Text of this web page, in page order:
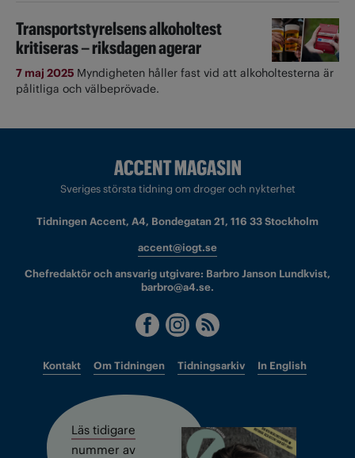
Transportstyrelsens alkoholtest
kritiseras – riksdagen agerar
7 maj 2025 Myndigheten håller fast vid att alkoholtesterna är
pålitliga och välbeprövade.
Sveriges största tidning om droger och nykterhet
Tidningen Accent, A4, Bondegatan 21, 116 33 Stockholm
accent@iogt.se
Chefredaktör och ansvarig utgivare: Barbro Janson Lundkvist,
barbro@a4.se.
Kontakt Om Tidningen Tidningsarkiv In English
Läs tidigare
nummer av